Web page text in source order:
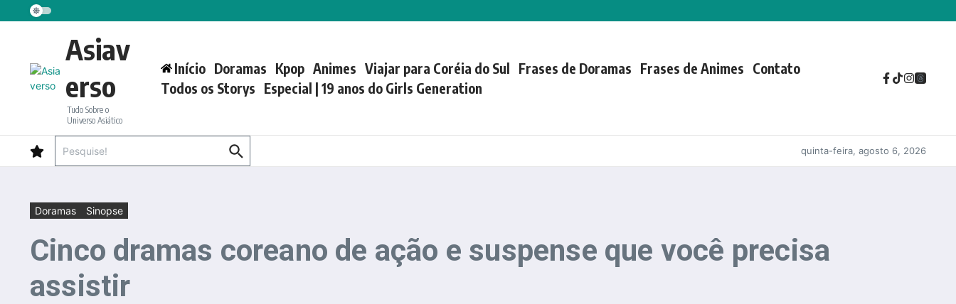
Ir para o conteúdo
Asiav
erso
Tudo Sobre o
Universo Asiático
Início Doramas Kpop Animes Viajar para Coréia do Sul Frases de Doramas Frases de Animes Contato
Todos os Storys Especial | 19 anos do Girls Generation
quinta-feira, agosto 6, 2026
Doramas Sinopse
Cinco dramas coreano de ação e suspense que você precisa
assistir